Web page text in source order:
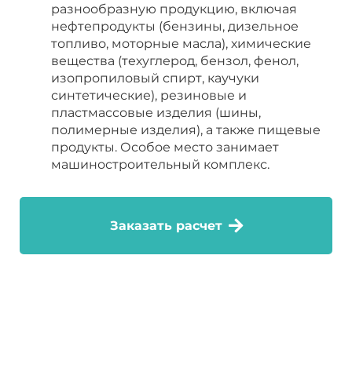
разнообразную продукцию, включая
нефтепродукты (бензины, дизельное
топливо, моторные масла), химические
вещества (техуглерод, бензол, фенол,
изопропиловый спирт, каучуки
синтетические), резиновые и
пластмассовые изделия (шины,
полимерные изделия), а также пищевые
продукты. Особое место занимает
машиностроительный комплекс.
Заказать расчет